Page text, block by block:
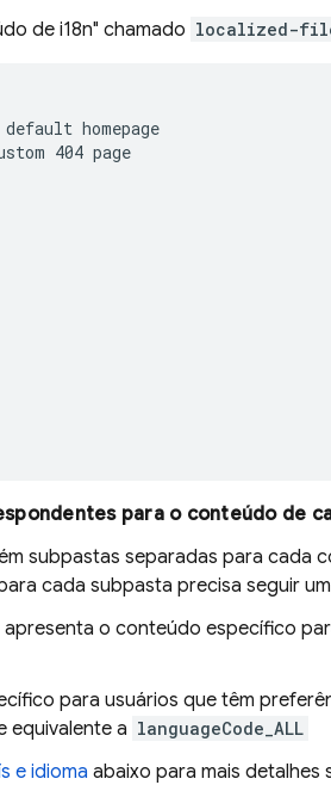
de i18n" chamado localized-
homepage
404 page
para o conteúdo de
subpastas separadas para cada
cada subpasta precisa seguir
apresenta o conteúdo específico
para usuários que têm
equivalente a languageCode_ALL
e idioma abaixo para mais detalhes